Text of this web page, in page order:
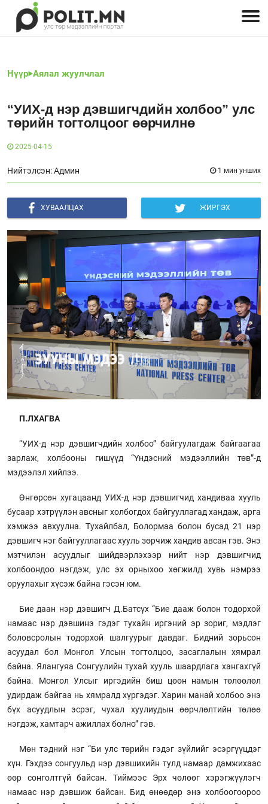
Нүүр Аялал жуулчлал
“УИХ-д нэр дэвшигчдийн холбоо” улс
төрийн тогтолцоог өөрчилнө
2025-04-15
Нийтэлсэн: Админ 1 мин унших
ХУВААЛЦАХ ЖИРГЭХ
П.ЛХАГВА
“УИХ-д нэр дэвшигчдийн холбоо” байгуулагдаж байгаагаа
зарлаж, холбооны гишүүд “Үндэсний мэдээллийн төв”-д
мэдээлэл хийлээ.
Өнгөрсөн хугацаанд УИХ-д нэр дэвшигчид хандиваа хууль
бусаар хэтрүүлэн авсныг холбогдох байгууллагад хандаж, арга
хэмжээ авхуулна. Тухайлбал, Болормаа болон бусад 21 нэр
дэвшигч нэг байгууллагаас хууль зөрчиж хандив авсан гэв. Энэ
мэтчилэн асуудлыг шийдвэрлэхээр нийт нэр дэвшигчид
холбоондоо нэгдэж, улс эх орныхоо хөгжилд хувь нэмрээ
оруулахыг хүсэж байна гэсэн юм.
Бие даан нэр дэвшигч Д.Батсүх “Бие дааж болон тодорхой
намаас нэр дэвшинэ гэдэг тухайн иргэний эр зориг, мэдлэг
боловсролын тодорхой шалгуурыг давдаг. Бидний зорьсон
асуудал бол Монгол Улсын тогтолцоо, засаглалын хямрал
байна. Ялангуяа Сонгуулийн тухай хууль шаардлага хангахгүй
байна. Монгол Улсыг иргэдийн биш цөөн намын төлөөлөл
удирдаж байгаа нь хямралд хүргэдэг. Харин манай холбоо энэ
бүх асуудлын эсрэг, чухал хуулиудын өөрчлөлтийн төлөө
нэгдэж, хамтарч ажиллах болно” гэв.
Мөн тэдний нэг “Би улс төрийн гэдэг зүйлийг эсэргүүцдэг
хүн. Гэхдээ сонгуульд нэр дэвшихийн тулд намаар дамжихаас
өөр сонголтгүй байсан. Тиймээс Эрх чөлөөг хэрэгжүүлэгч
намаас нэр дэвшиж байсан. Бид өнөөдөр энэ холбоогоороо